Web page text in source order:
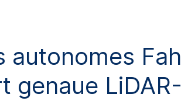
autonomes
genaue